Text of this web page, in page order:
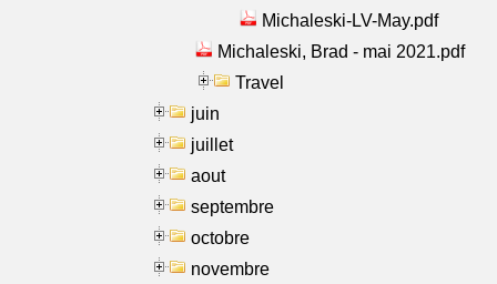
Michaleski-LV-May.pdf
Michaleski, Brad - mai 2021.pdf
Travel
juin
juillet
aout
septembre
octobre
novembre